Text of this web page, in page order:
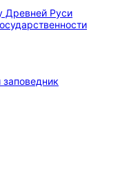
Древней Руси